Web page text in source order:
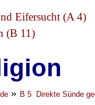
Eifersucht (A 4)
(B 11)
» B 5 Direkte Sünde